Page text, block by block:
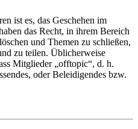
ist es, das Geschehen im
das Recht, in ihrem Bereich
und Themen zu schließen,
zu teilen. Üblicherweise
Mitglieder „offtopic“, d. h.
oder Beleidigendes bzw.